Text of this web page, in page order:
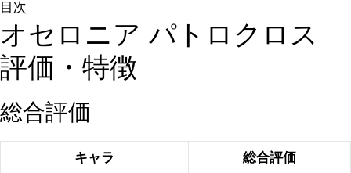
目次
オセロニア パトロクロス
評価・特徴
総合評価
キャラ 総合評価